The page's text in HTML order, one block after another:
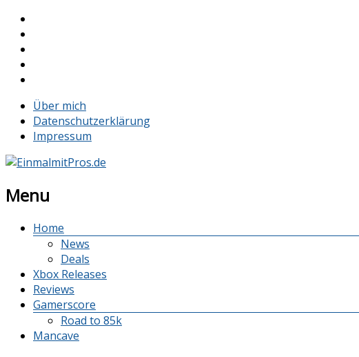
Über mich
Datenschutzerklärung
Impressum
Menu
Home
News
Deals
Xbox Releases
Reviews
Gamerscore
Road to 85k
Mancave